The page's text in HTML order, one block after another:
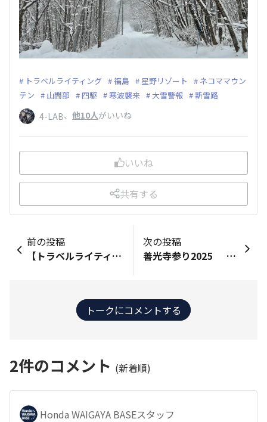
トラベルライティング 福島 星野リゾート
ネコママウン
テン
山間部 四駆 寒波襲来 大雪警報 新雪路
4-LAB、 他10人がいいね
いいね
共有する
前の投稿
【トラベルライティング 】'25年1月：福島・星野リゾート ネコママウンテン②軽油 東京出発は午後から、東北道を200km走れば福島・白河ICに到着です。 先ずは、最初の2日間分の食料買出しとクルマの燃料補充です。 MotoRのSUVはディーゼル車なので、軽油には要注意❗ 寒冷地に行かない方には、関係ない話…（ガソリン車の方も） 寒冷地にお住いの方にも、関係ない話…（考える必要なし） 東京で売っている軽油と、寒冷地で売っている軽油は種類が違います😀 低温下では、軽油に含まれるワックス成分が凝固してしまい 燃料経路が目詰まりして、エンジン停止が起こります。 この季節の、東京物は1号軽油（流動点－2.5℃）ですが 福島物は3号軽油（流動点－20℃）かナ？ 東北に入る頃に、タンクが空近くになるように 数日前から燃料搭載量を調整して、現地で満タン 燃料タンクの中身を入れ替えます😄 コレ、忘れると 次の朝、スキー場に出かけようとしても エンジンが掛かりません😥 日帰りスキーヤーが偶にやります… 滑り終わったら、エンジン掛からず帰れません😓 🧿
次の投稿
善光寺参り2025 去年も随分遅れて初詣しましたが、今年は別の理由、 もろもろ体調を壊していたので、体力回復もかねて行ってきました。 例年だと、本堂裏の駐車場に入れて楽をするのですが 今年は遠くの駐車場から往復一時間歩き、一年の無事を 感謝してきました。 おみくじは夫婦揃って「吉」を引き当ててきました。 これからも体が間に合う間は今回の様に歩こうと話しています。 往復一時間の距離感ですが、「もんぜんぷら座」付近から 歩きました。 セントラルスクウェアあたりまでなら、最初の1時間の比較で 駐車料金が1/3で済むのをチェックしてきました。 トイーゴ広場というのがあるのですが 語源が「問御所」(町の名前)であるのに初めて気が付きました。 20年近く遅れていますが、ぷらぷら歩いているお陰で 見えないものが見え、気が付かないことに思いが至ります。 車の中に携帯を忘れ、写真は撮れませんでした。 平日なのに人出が多かったです。外国人観光客も。
トークにコメントする
2件のコメント (新着順)
Honda WAIGAYA BASEスタッフ